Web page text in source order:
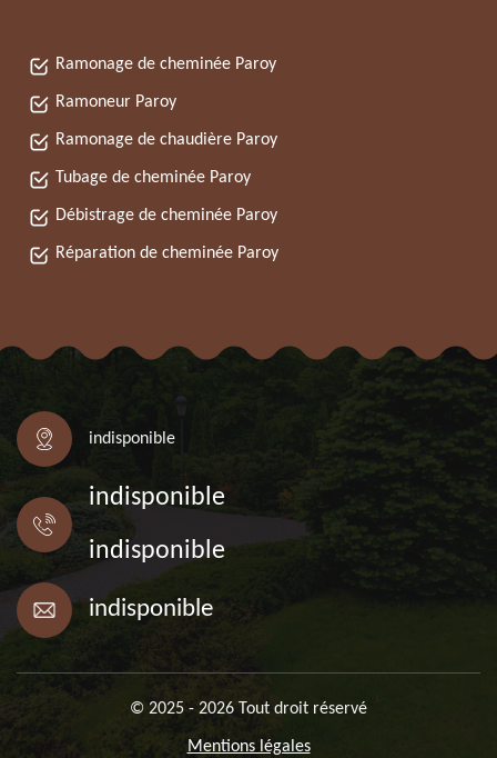
Ramonage de cheminée Paroy
Ramoneur Paroy
Ramonage de chaudière Paroy
Tubage de cheminée Paroy
Débistrage de cheminée Paroy
Réparation de cheminée Paroy
indisponible
indisponible
indisponible
indisponible
© 2025 - 2026 Tout droit réservé
Mentions légales